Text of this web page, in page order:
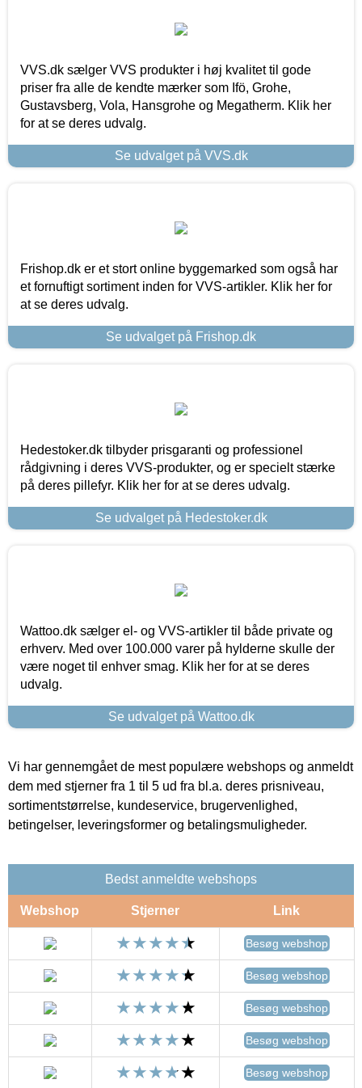
VVS.dk sælger VVS produkter i høj kvalitet til gode
priser fra alle de kendte mærker som Ifö, Grohe,
Gustavsberg, Vola, Hansgrohe og Megatherm. Klik her
for at se deres udvalg.
Se udvalget på VVS.dk
Frishop.dk er et stort online byggemarked som også har
et fornuftigt sortiment inden for VVS-artikler. Klik her for
at se deres udvalg.
Se udvalget på Frishop.dk
Hedestoker.dk tilbyder prisgaranti og professionel
rådgivning i deres VVS-produkter, og er specielt stærke
på deres pillefyr. Klik her for at se deres udvalg.
Se udvalget på Hedestoker.dk
Wattoo.dk sælger el- og VVS-artikler til både private og
erhverv. Med over 100.000 varer på hylderne skulle der
være noget til enhver smag. Klik her for at se deres
udvalg.
Se udvalget på Wattoo.dk
Vi har gennemgået de mest populære webshops og anmeldt
dem med stjerner fra 1 til 5 ud fra bl.a. deres prisniveau,
sortimentstørrelse, kundeservice, brugervenlighed,
betingelser, leveringsformer og betalingsmuligheder.
Bedst anmeldte webshops
Webshop Stjerner Link
Besøg webshop
Besøg webshop
Besøg webshop
Besøg webshop
Besøg webshop